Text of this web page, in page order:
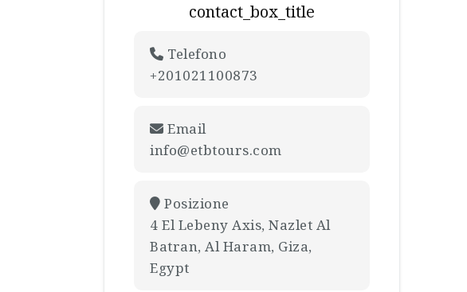
contact_box_title
Telefono
+201021100873
Email
info@etbtours.com
Posizione
4 El Lebeny Axis, Nazlet Al
Batran, Al Haram, Giza,
Egypt